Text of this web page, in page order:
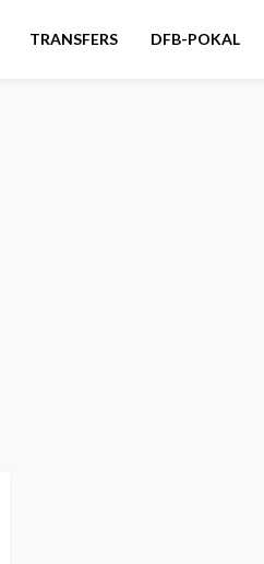
TRANSFERS DFB-POKAL